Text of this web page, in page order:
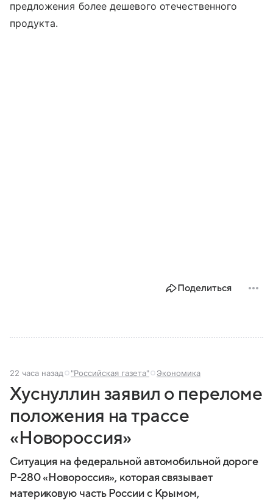
предложения более дешевого отечественного
продукта.
Поделиться
22 часа назад "Российская газета" Экономика
Хуснуллин заявил о переломе
положения на трассе
«Новороссия»
Ситуация на федеральной автомобильной дороге
Р-280 «Новороссия», которая связывает
материковую часть России с Крымом,